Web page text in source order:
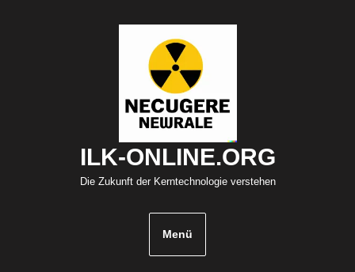
ILK-ONLINE.ORG
Die Zukunft der Kerntechnologie verstehen
Menü